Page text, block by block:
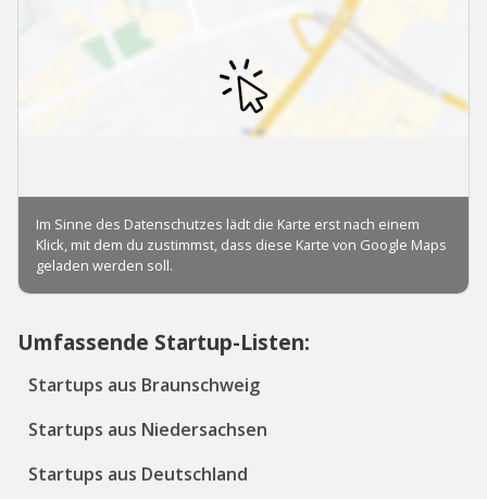
Umfassende Startup-Listen:
Startups aus Braunschweig
Startups aus Niedersachsen
Startups aus Deutschland